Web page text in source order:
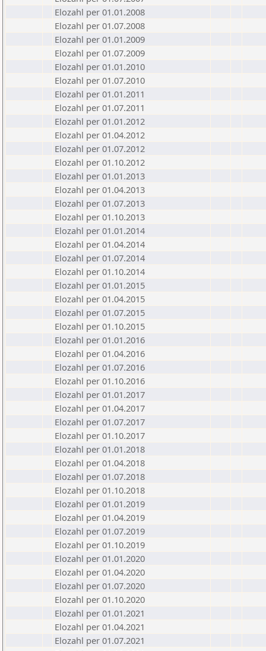
Elozahl per 01.01.2008
Elozahl per 01.07.2008
Elozahl per 01.01.2009
Elozahl per 01.07.2009
Elozahl per 01.01.2010
Elozahl per 01.07.2010
Elozahl per 01.01.2011
Elozahl per 01.07.2011
Elozahl per 01.01.2012
Elozahl per 01.04.2012
Elozahl per 01.07.2012
Elozahl per 01.10.2012
Elozahl per 01.01.2013
Elozahl per 01.04.2013
Elozahl per 01.07.2013
Elozahl per 01.10.2013
Elozahl per 01.01.2014
Elozahl per 01.04.2014
Elozahl per 01.07.2014
Elozahl per 01.10.2014
Elozahl per 01.01.2015
Elozahl per 01.04.2015
Elozahl per 01.07.2015
Elozahl per 01.10.2015
Elozahl per 01.01.2016
Elozahl per 01.04.2016
Elozahl per 01.07.2016
Elozahl per 01.10.2016
Elozahl per 01.01.2017
Elozahl per 01.04.2017
Elozahl per 01.07.2017
Elozahl per 01.10.2017
Elozahl per 01.01.2018
Elozahl per 01.04.2018
Elozahl per 01.07.2018
Elozahl per 01.10.2018
Elozahl per 01.01.2019
Elozahl per 01.04.2019
Elozahl per 01.07.2019
Elozahl per 01.10.2019
Elozahl per 01.01.2020
Elozahl per 01.04.2020
Elozahl per 01.07.2020
Elozahl per 01.10.2020
Elozahl per 01.01.2021
Elozahl per 01.04.2021
Elozahl per 01.07.2021